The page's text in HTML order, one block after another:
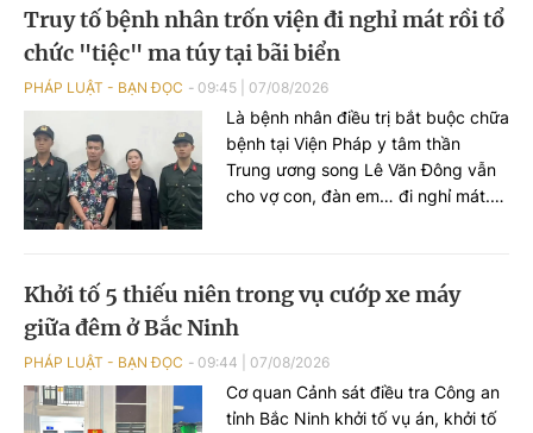
Truy tố bệnh nhân trốn viện đi nghỉ mát rồi tổ
chức "tiệc" ma túy tại bãi biển
PHÁP LUẬT - BẠN ĐỌC 09:45 07/08/2026
Là bệnh nhân điều trị bắt buộc chữa
bệnh tại Viện Pháp y tâm thần
Trung ương song Lê Văn Đông vẫn
cho vợ con, đàn em… đi nghỉ mát.
đã ban hành cáo trạng truy tố Lê
Văn Đông cùng loạt đối tượng...
Khởi tố 5 thiếu niên trong vụ cướp xe máy
giữa đêm ở Bắc Ninh
PHÁP LUẬT - BẠN ĐỌC 09:44 07/08/2026
Cơ quan Cảnh sát điều tra Công an
tỉnh Bắc Ninh khởi tố vụ án, khởi tố